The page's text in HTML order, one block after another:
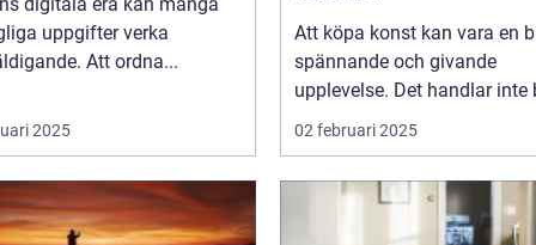
uppgifter verka
Att ordna...
2025
Att köpa konst kan vara en
spännande och givande
upplevelse. Det handlar inte
02 februari 2025